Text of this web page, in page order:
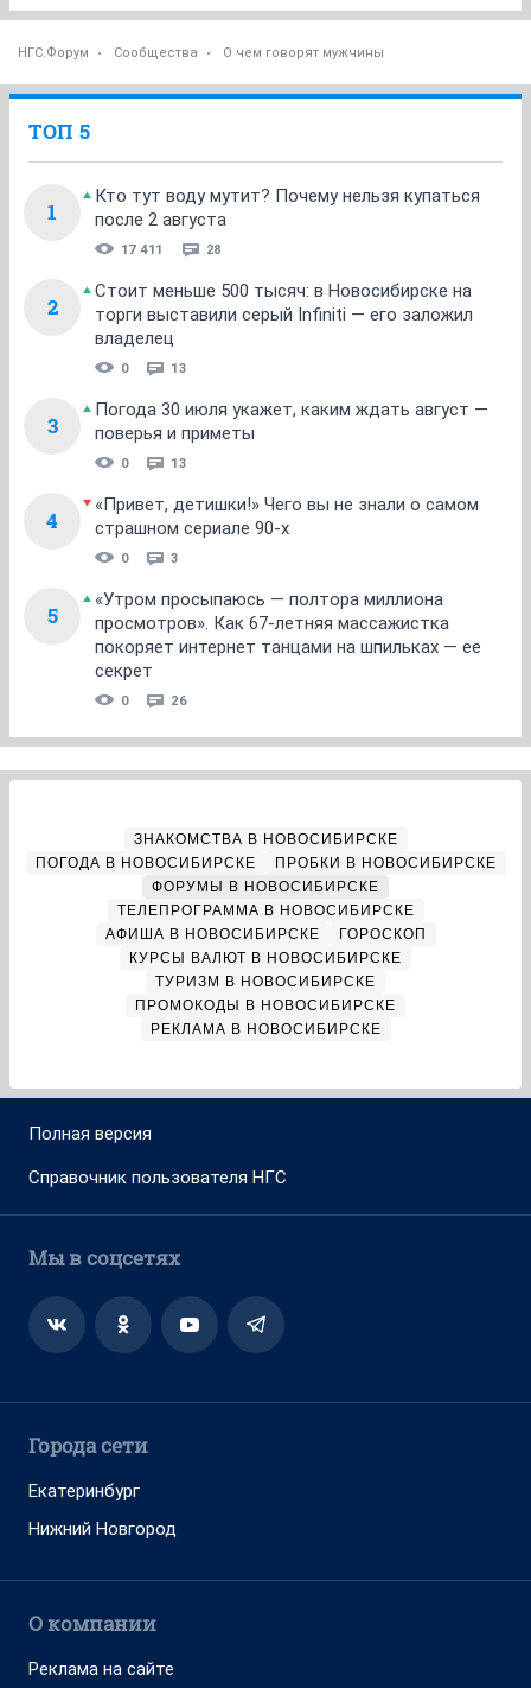
НГС.Форум Сообщества О чем говорят мужчины
ТОП 5
1
Кто тут воду мутит? Почему нельзя купаться
после 2 августа
17 411 28
2
Стоит меньше 500 тысяч: в Новосибирске на
торги выставили серый Infiniti — его заложил
владелец
0 13
3
Погода 30 июля укажет, каким ждать август —
поверья и приметы
0 13
4
«Привет, детишки!» Чего вы не знали о самом
страшном сериале 90-х
0 3
5
«Утром просыпаюсь — полтора миллиона
просмотров». Как 67-летняя массажистка
покоряет интернет танцами на шпильках — ее
секрет
0 26
ЗНАКОМСТВА В НОВОСИБИРСКЕ
ПОГОДА В НОВОСИБИРСКЕ
ПРОБКИ В НОВОСИБИРСКЕ
ФОРУМЫ В НОВОСИБИРСКЕ
ТЕЛЕПРОГРАММА В НОВОСИБИРСКЕ
АФИША В НОВОСИБИРСКЕ
ГОРОСКОП
КУРСЫ ВАЛЮТ В НОВОСИБИРСКЕ
ТУРИЗМ В НОВОСИБИРСКЕ
ПРОМОКОДЫ В НОВОСИБИРСКЕ
РЕКЛАМА В НОВОСИБИРСКЕ
Полная версия
Справочник пользователя НГС
Мы в соцсетях
Города сети
Екатеринбург
Нижний Новгород
О компании
Реклама на сайте